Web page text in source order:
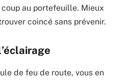
au portefeuille. Mieux
coincé sans prévenir.
de feu de route, vous en